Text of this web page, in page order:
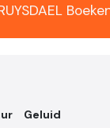
Geluid